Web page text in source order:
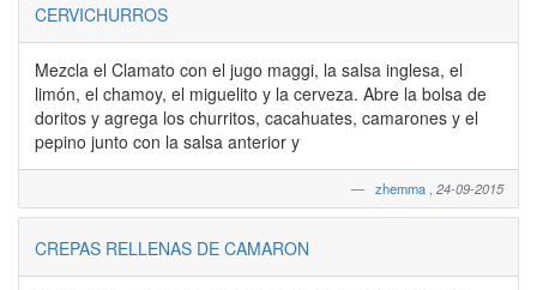
CERVICHURROS
Mezcla el Clamato con el jugo maggi, la salsa inglesa, el
limón, el chamoy, el miguelito y la cerveza. Abre la bolsa de
doritos y agrega los churritos, cacahuates, camarones y el
pepino junto con la salsa anterior y
zhemma 24-09-2015
CREPAS RELLENAS DE CAMARON